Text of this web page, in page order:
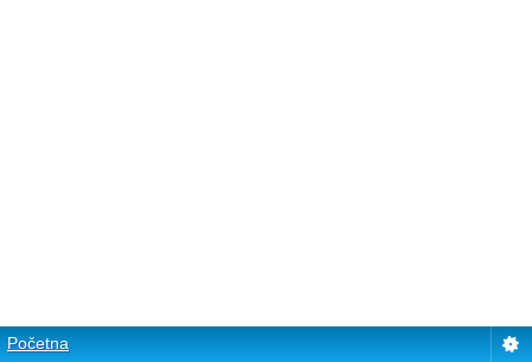
Početna